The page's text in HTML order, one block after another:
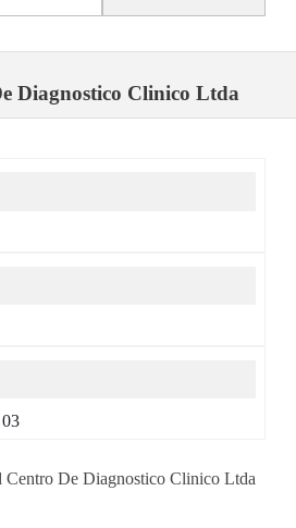
Diagnostico Clinico Ltda
Centro De Diagnostico Clinico Ltda